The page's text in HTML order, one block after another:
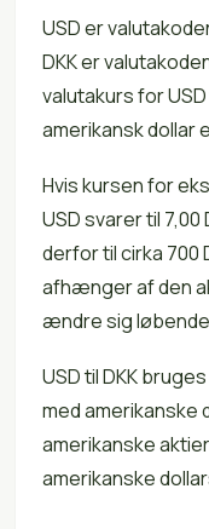
USD er
DKK er
valutakurs for
amerikansk dollar
Hvis kursen for
USD svarer til 7,00
derfor til cirka
afhænger af den
ændre sig
USD til DKK
med amerikanske
amerikanske
amerikanske